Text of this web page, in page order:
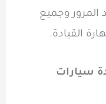
وجميع
القيادة.
سيارات